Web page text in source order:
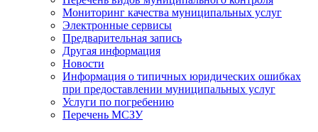
Мониторинг качества муниципальных услуг
Электронные сервисы
Предварительная запись
Другая информация
Новости
Информация о типичных юридических ошибках
при предоставлении муниципальных услуг
Услуги по погребению
Перечень МСЗУ